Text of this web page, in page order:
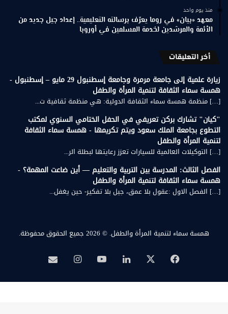
منذ يوم واحد
معهد «بيان» في روما يعرّف برسالته التعليمية.. إعداد جيل جديد من
الأئمة والمرشدين لخدمة المسلمين في أوروبا
أخر التعليقات
زيارة علمية إلى جامعة مرمرة وجامعة إسطنبول 29 مايو – إسطنبول -
همسة سماء الثقافة لتنمية المرأة والطفل
[…] منظمة همسة سماء الثقافة الدولية: هي منظمة ثقافية ت...
"كيان" تشارك بركن تعريفي في الحفل الختامي السنوي لمكتب
التطوع بجامعة الملك سعود ويتم تكريمها - همسة سماء الثقافة
لتنمية المرأة والطفل
[…] التوكيلات العالمية للسيارات تعزز رعايتها لبطلة الر...
الفصل الثالث: المدرسة بين التربية والتعليم — أين ضاعت المهمة؟ -
همسة سماء الثقافة لتنمية المرأة والطفل
[…] الفصل الاول :عقول بلا عمق، جيل بلا تفكير- حين يغفل...
همسة سماء لتنمية المرأة والطفل. © 2026 جميع الحقوق محفوظة.
فيسبوك لينكدإن‫YouTubeانستقرامبريد
همسة